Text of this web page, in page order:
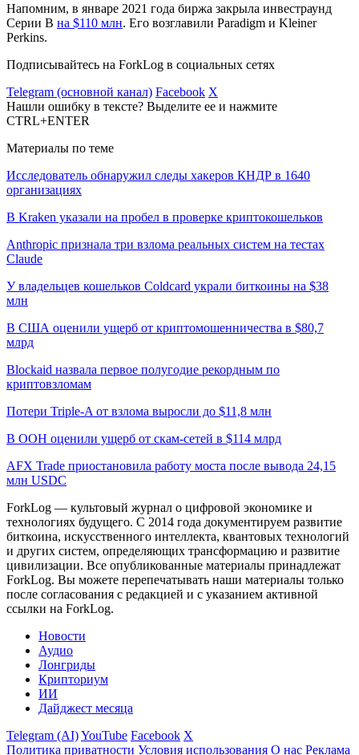
Напомним, в январе 2021 года биржа закрыла инвестраунд
Cерии B на $110 млн. Его возглавили Paradigm и Kleiner
Perkins.
Подписывайтесь на ForkLog в социальных сетях
Telegram (основной канал) Facebook X
Нашли ошибку в тексте? Выделите ее и нажмите
CTRL+ENTER
Материалы по теме
Исследователь обнаружил следы хакеров КНДР в 1640
организациях
В Kraken указали на пробел в проверке криптокошельков
Anthropic признала три взлома реальных систем на тестах
Claude
У владельцев кошельков Coldcard украли биткоины на $38
млн
В США оценили ущерб от криптомошенничества в $80,7
млрд
Blockaid назвала первое полугодие рекордным по
криптовзломам
Потери Triple-A от взлома выросли до $11,8 млн
В ООН оценили ущерб от скам-сетей в $114 млрд
AFX Trade приостановила работу моста после вывода 24,15
млн USDC
ForkLog — культовый журнал о цифровой экономике и
технологиях будущего. С 2014 года документируем развитие
биткоина, искусственного интеллекта, квантовых технологий
и других систем, определяющих трансформацию и развитие
цивилизации. Все опубликованные материалы принадлежат
ForkLog. Вы можете перепечатывать наши материалы только
после согласования с редакцией и с указанием активной
ссылки на ForkLog.
Новости
Аудио
Лонгриды
Крипториум
ИИ
Дайджест месяца
Telegram (AI)YouTube Facebook X
Политика приватности Условия использования О нас Реклама